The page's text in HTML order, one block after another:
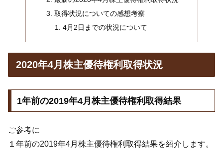
取得状況についての感想考察
4月2日までの状況について
2020年4月株主優待権利取得状況
1年前の2019年4月株主優待権利取得結果
ご参考に
１年前の2019年4月株主優待権利取得結果を紹介します。